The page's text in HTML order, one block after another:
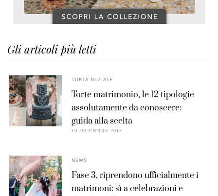
Gli articoli più letti
TORTA NUZIALE
Torte matrimonio, le 12 tipologie
assolutamente da conoscere:
guida alla scelta
10 DICEMBRE 2018
NEWS
Fase 3, riprendono ufficialmente i
matrimoni: sì a celebrazioni e